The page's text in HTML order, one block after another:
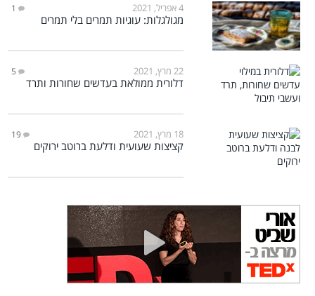
4 אפריל, 2021 1
מגולגלות: עוגיות תמרים בלי תמרים
22 מרץ, 2021 5
דלורית ממולאת בעדשים שחורות ותרד
18 מרץ, 2021 19
קציצות שעועית ודלעת ברוטב ירוקים